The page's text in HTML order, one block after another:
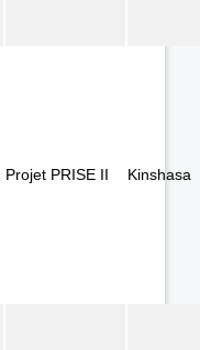
Projet PRISE II Kinshasa